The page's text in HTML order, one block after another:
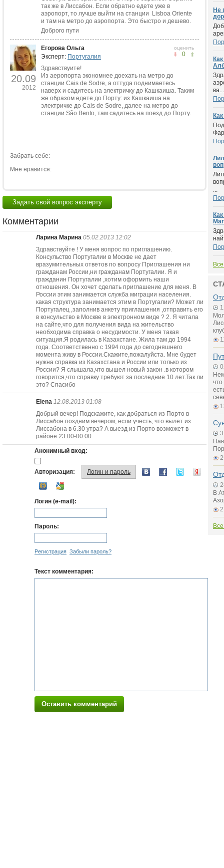
так же в Лиссабон. Если обратно едете уже в
аэропорт, то лучше выйти на станции Lisboa Oriente
и там на метро до аэропорта. Это быстро и дешево.
Доброго пути
20.09
2012
оценить
0
Егорова Ольга
Эксперт: Португалия
Здравствуите!
Из аеропорта экономнее доехать на метро до
станции Cais de Sodre, а оттуда поднимаетесь
наверх и садитесь на электричку до Кашкаиша. Таким
же образом едете до Порту: из Кашкаиша на
электричке до Cais de Sodre, далее на метро до
станции São Bento, там садитесь на поезд до Порту.
Забрать себе:
Мне нравится:
Задать свой вопрос эксперту
Комментарии
Ларина Марина 05.02.2013 12:02
Здравствуйте ! У меня вопрос по приглашению.
Консульство Португалии в Москве не дает
вразумительных ответов по вопросу Приглашения ни
гражданам России,ни гражданам Португалии. Я и
гражданин Португалии ,хотим оформить наши
отношения. Он хочет сделать приглашение для меня. В
России этим занимается служба миграции населения.
какая структура занимается этим в Португалии? Может ли
Португалец ,заполнив анкету приглашения ,отправить его
в консульство в Москве в электронном виде ? 2. Я читала
на сайте,что для получения вида на жительство
необходима справка о несудимости. У меня такая
ситуация.Я родилась в Казахстане. Жила там до 1994
года. Соответственно с 1994 года до сегодняшнего
момента живу в России.Скажите,пожалуйста. Мне будет
нужна справка из Казахстана и России или только из
России? Я слышала,что вышел новый закон .в котором
говорится,что справку требуют за последние 10 лет.Так ли
это? Спасибо
Elena 12.08.2013 01:08
Добрый вечер! Подскажите, как добраться из Порто в
Лиссабон поздним вечером, если учесть, что вылет из
Лиссабона в 6.30 утра? А выезд из Порто возможет в
районе 23.00-00.00
Анонимный вход:
Авторизация: Логин и пароль
Логин (e-mail):
Пароль:
Регистрация Забыли пароль?
Текст комментария:
Оставить комментарий
Не
ва...
...
В